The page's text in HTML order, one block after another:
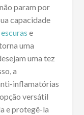
param por
capacidade
e
uma
uma tez
a
inflamatórias
versátil
e protegê-la